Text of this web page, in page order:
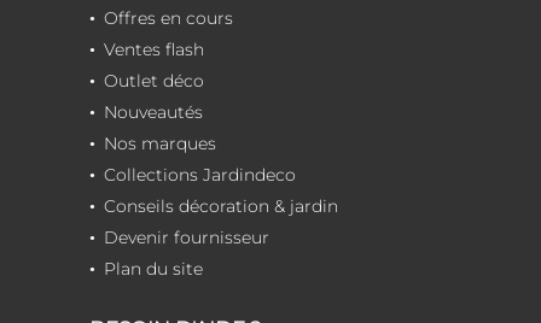
Offres en cours
Ventes flash
Outlet déco
Nouveautés
Nos marques
Collections Jardindeco
Conseils décoration & jardin
Devenir fournisseur
Plan du site